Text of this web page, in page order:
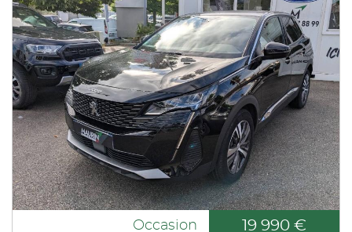
Occasion 19 990 €